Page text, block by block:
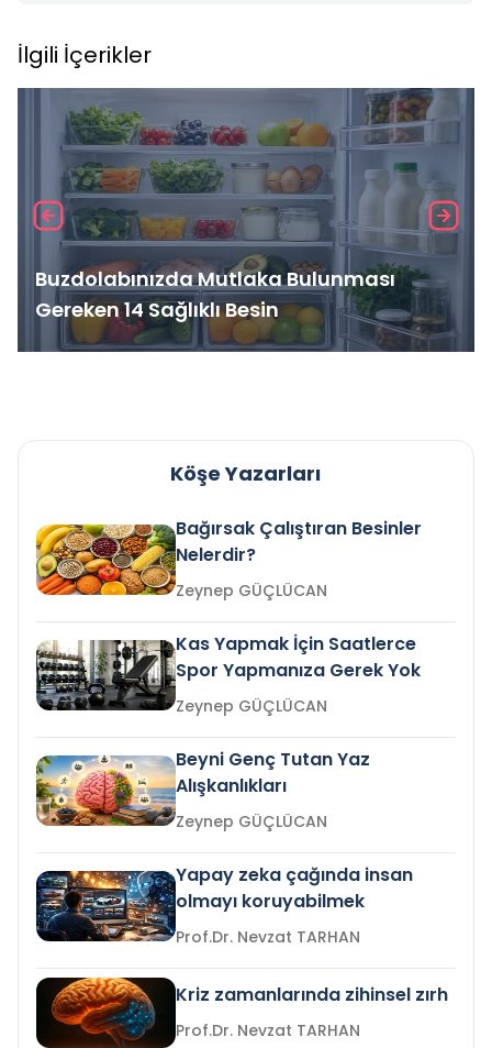
İlgili İçerikler
Buzdolabınızda Mutlaka Bulunması
Gereken 14 Sağlıklı Besin
Köşe Yazarları
Bağırsak Çalıştıran Besinler
Nelerdir?
Zeynep GÜÇLÜCAN
Kas Yapmak İçin Saatlerce
Spor Yapmanıza Gerek Yok
Zeynep GÜÇLÜCAN
Beyni Genç Tutan Yaz
Alışkanlıkları
Zeynep GÜÇLÜCAN
Yapay zeka çağında insan
olmayı koruyabilmek
Prof.Dr. Nevzat TARHAN
Kriz zamanlarında zihinsel zırh
Prof.Dr. Nevzat TARHAN